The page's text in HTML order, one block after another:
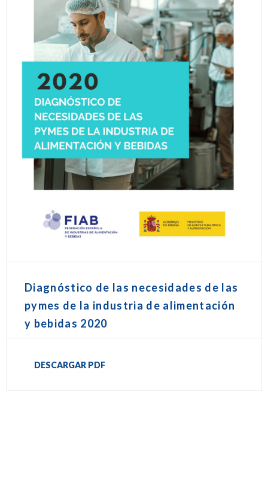
Diagnóstico de las necesidades de las
pymes de la industria de alimentación
y bebidas 2020
DESCARGAR PDF